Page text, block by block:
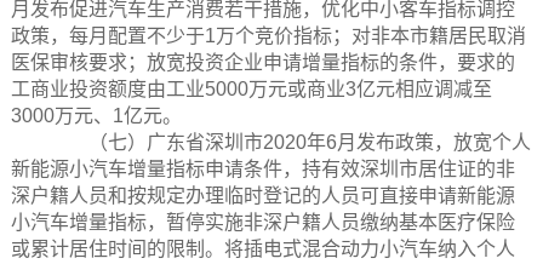
月发布促进汽车生产消费若干措施，优化中小客车指标调控
政策，每月配置不少于1万个竞价指标；对非本市籍居民取消
医保审核要求；放宽投资企业申请增量指标的条件，要求的
工商业投资额度由工业5000万元或商业3亿元相应调减至
3000万元、1亿元。
（七）广东省深圳市2020年6月发布政策，放宽个人
新能源小汽车增量指标申请条件，持有效深圳市居住证的非
深户籍人员和按规定办理临时登记的人员可直接申请新能源
小汽车增量指标，暂停实施非深户籍人员缴纳基本医疗保险
或累计居住时间的限制。将插电式混合动力小汽车纳入个人